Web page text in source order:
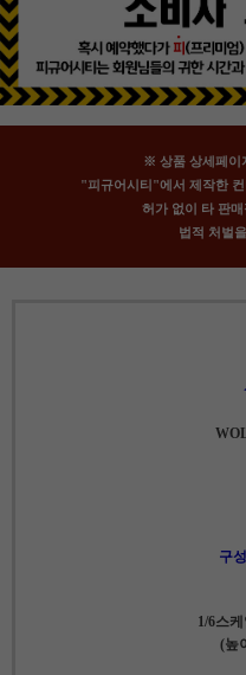
※ 상품 상세페이
"피규어시티"에서 제작한
허가 없이 타 판
법적 처벌
구
1/6스
(높